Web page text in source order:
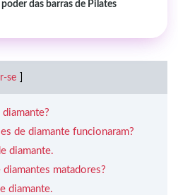
das barras de Pilates
se
de diamante funcionaram?
diamante.
matadores?
diamante.